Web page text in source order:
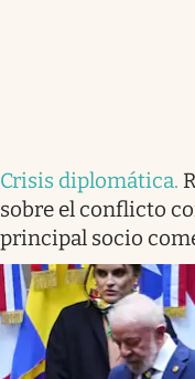
Crisis diplomática.
sobre el conflicto
principal socio